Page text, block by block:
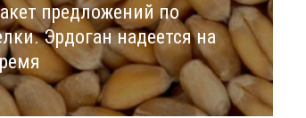
предложений по
Эрдоган надеется на